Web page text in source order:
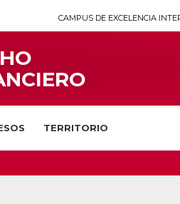
CAMPUS DE EXCELENCIA
TERRITORIO